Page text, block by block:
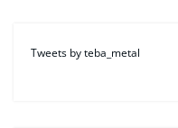
Tweets by teba_metal